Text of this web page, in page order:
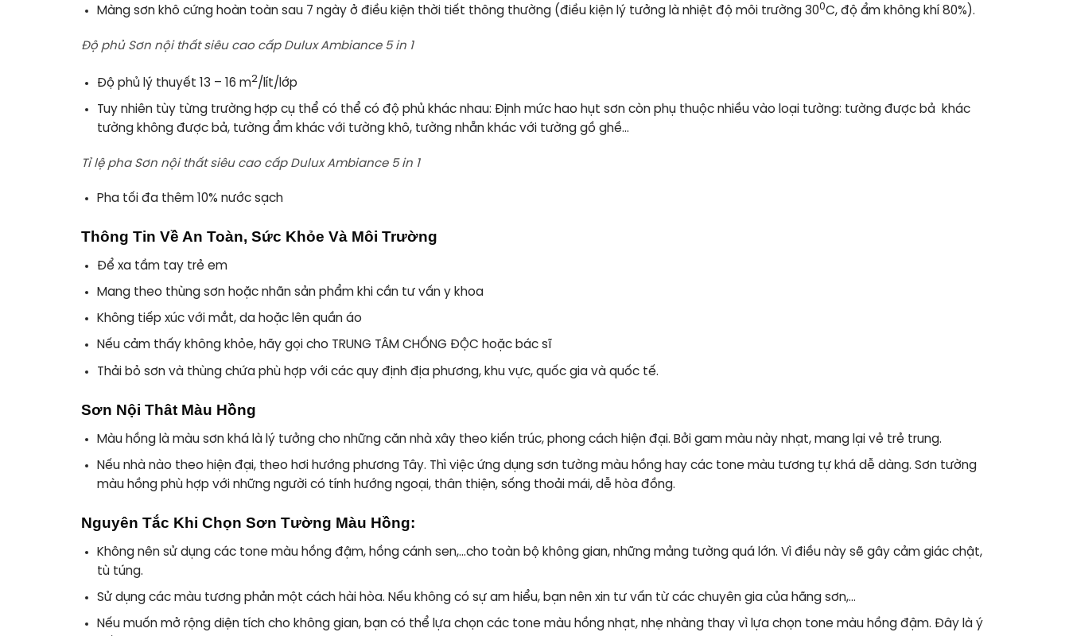
Màng sơn khô cứng hoàn toàn sau 7 ngày ở điều kiện thời tiết thông thường (điều kiện lý tưởng là nhiệt độ môi trường 300C, độ ẩm không khí 80%).
Độ phủ Sơn nội thất siêu cao cấp Dulux Ambiance 5 in 1
Độ phủ lý thuyết 13 – 16 m2/lít/lớp
Tuy nhiên tùy từng trường hợp cụ thể có thể có độ phủ khác nhau: Định mức hao hụt sơn còn phụ thuộc nhiều vào loại tường: tường được bả khác
tường không được bả, tường ẩm khác với tường khô, tường nhẵn khác với tường gồ ghề…
Tỉ lệ pha Sơn nội thất siêu cao cấp Dulux Ambiance 5 in 1
Pha tối đa thêm 10% nước sạch
Thông Tin Về An Toàn, Sức Khỏe Và Môi Trường
Để xa tầm tay trẻ em
Mang theo thùng sơn hoặc nhãn sản phẩm khi cần tư vấn y khoa
Không tiếp xúc với mắt, da hoặc lên quần áo
Nếu cảm thấy không khỏe, hãy gọi cho TRUNG TÂM CHỐNG ĐỘC hoặc bác sĩ
Thải bỏ sơn và thùng chứa phù hợp với các quy định địa phương, khu vực, quốc gia và quốc tế.
Sơn Nội Thât Màu Hồng
Màu hồng là màu sơn khá là lý tưởng cho những căn nhà xây theo kiến trúc, phong cách hiện đại. Bởi gam màu này nhạt, mang lại vẻ trẻ trung.
Nếu nhà nào theo hiện đại, theo hơi hướng phương Tây. Thì việc ứng dụngsơn tường màu hồng hay các tone màu tương tự khá dễ dàng.Sơn tường
màu hồng phù hợp với những người có tính hướng ngoại, thân thiện, sống thoải mái, dễ hòa đồng.
Nguyên Tắc Khi Chọn Sơn Tường Màu Hồng:
Không nên sử dụng các tone màu hồng đậm, hồng cánh sen,…cho toàn bộ không gian, những mảng tường quá lớn. Vì điều này sẽ gây cảm giác chật,
tù túng.
Sử dụng các màu tương phản một cách hài hòa. Nếu không có sự am hiểu, bạn nên xin tư vấn từ các chuyên gia của hãng sơn,…
Nếu muốn mở rộng diện tích cho không gian, bạn có thể lựa chọn các tone màu hồng nhạt, nhẹ nhàng thay vì lựa chọn tone màu hồng đậm. Đây là ý